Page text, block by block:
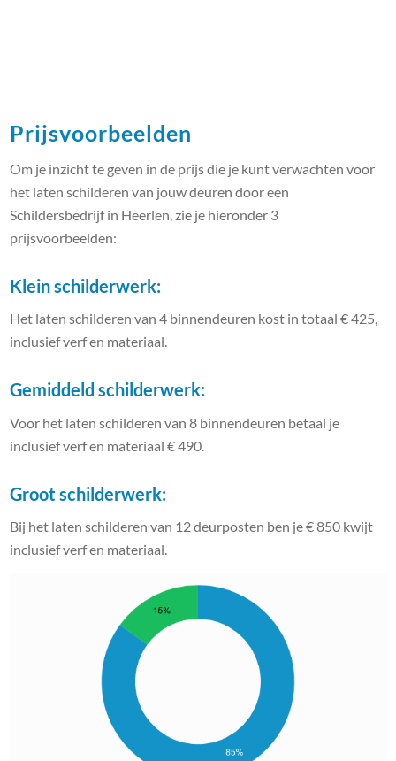
Prijsvoorbeelden
Om je inzicht te geven in de prijs die je kunt verwachten voor
het laten schilderen van jouw deuren door een
Schildersbedrijf in Heerlen, zie je hieronder 3
prijsvoorbeelden:
Klein schilderwerk:
Het laten schilderen van 4 binnendeuren kost in totaal € 425,
inclusief verf en materiaal.
Gemiddeld schilderwerk:
Voor het laten schilderen van 8 binnendeuren betaal je
inclusief verf en materiaal € 490.
Groot schilderwerk:
Bij het laten schilderen van 12 deurposten ben je € 850 kwijt
inclusief verf en materiaal.